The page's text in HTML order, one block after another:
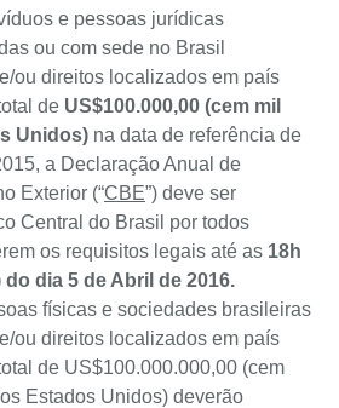
e pessoas jurídicas
ou com sede no Brasil
ou direitos localizados em país
de US$100.000,00 (cem mil
Unidos) na data de referência de
a Declaração Anual de
Exterior (“CBE”) deve ser
Central do Brasil por todos
os requisitos legais até as 18h
dia 5 de Abril de 2016.
físicas e sociedades brasileiras
ou direitos localizados em país
de US$100.000.000,00 (cem
Estados Unidos) deverão